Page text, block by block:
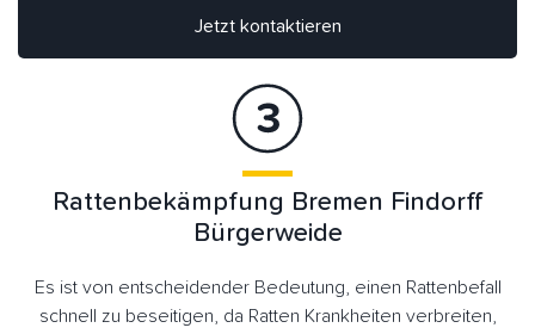
Jetzt kontaktieren
Rattenbekämpfung Bremen Findorff
Bürgerweide
Es ist von entscheidender Bedeutung, einen Rattenbefall
schnell zu beseitigen, da Ratten Krankheiten verbreiten,